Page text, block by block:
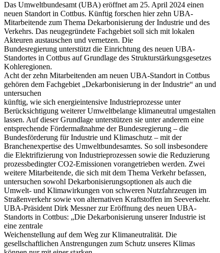
Das Umweltbundesamt (UBA) eröffnet am 25. April 2024 einen
neuen Standort in Cottbus. Künftig forschen hier zehn UBA-
Mitarbeitende zum Thema Dekarbonisierung der Industrie und des
Verkehrs. Das neugegründete Fachgebiet soll sich mit lokalen
Akteuren austauschen und vernetzen. Die
Bundesregierung unterstützt die Einrichtung des neuen UBA-
Standortes in Cottbus auf Grundlage des Strukturstärkungsgesetzes
Kohleregionen.
Acht der zehn Mitarbeitenden am neuen UBA-Standort in Cottbus
gehören dem Fachgebiet „Dekarbonisierung in der Industrie“ an und
untersuchen
künftig, wie sich energieintensive Industrieprozesse unter
Berücksichtigung weiterer Umweltbelange klimaneutral umgestalten
lassen. Auf dieser Grundlage unterstützen sie unter anderem eine
entsprechende Fördermaßnahme der Bundesregierung – die
Bundesförderung für Industrie und Klimaschutz – mit der
Branchenexpertise des Umweltbundesamtes. So soll insbesondere
die Elektrifizierung von Industrieprozessen sowie die Reduzierung
prozessbedingter CO2-Emissionen vorangetrieben werden. Zwei
weitere Mitarbeitende, die sich mit dem Thema Verkehr befassen,
untersuchen sowohl Dekarbonisierungsoptionen als auch die
Umwelt- und Klimawirkungen von schweren Nutzfahrzeugen im
Straßenverkehr sowie von alternativen Kraftstoffen im Seeverkehr.
UBA-Präsident Dirk Messner zur Eröffnung des neuen UBA-
Standorts in Cottbus: „Die Dekarbonisierung unserer Industrie ist
eine zentrale
Weichenstellung auf dem Weg zur Klimaneutralität. Die
gesellschaftlichen Anstrengungen zum Schutz unseres Klimas